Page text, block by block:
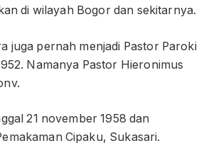
di wilayah Bogor dan sekitarnya.
juga pernah menjadi Pastor Paroki
Namanya Pastor Hieronimus
21 november 1958 dan
Cipaku, Sukasari.